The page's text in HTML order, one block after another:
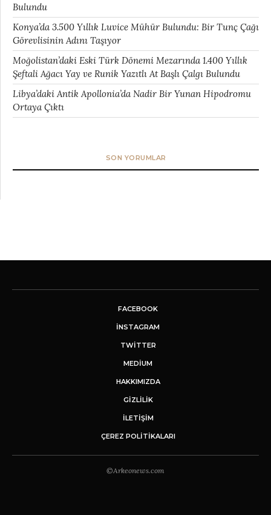
Bulundu
Konya’da 3.500 Yıllık Luvice Mühür Bulundu: Bir Tunç Çağı
Görevlisinin Adını Taşıyor
Moğolistan’daki Eski Türk Dönemi Mezarında 1.400 Yıllık
Şeftali Ağacı Yay ve Runik Yazıtlı At Başlı Çalgı Bulundu
Libya’daki Antik Apollonia’da Nadir Bir Yunan Hipodromu
Ortaya Çıktı
SON YORUMLAR
FACEBOOK
INSTAGRAM
TWITTER
MEDIUM
HAKKIMIZDA
GİZLİLİK
İLETIŞIM
ÇEREZ POLITIKALARI
©Arkeonews.com